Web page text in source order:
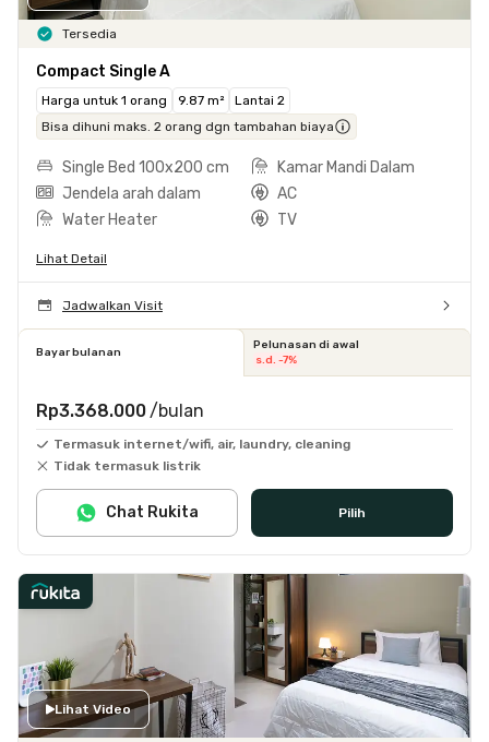
Tersedia
Compact Single A
Harga untuk 1 orang 9.87 m²
Lantai 2
Bisa dihuni maks. 2 orang dgn tambahan biaya
Single Bed 100x200 cm
Kamar Mandi Dalam
Jendela arah dalam
AC
Water Heater
TV
Lihat Detail
Jadwalkan Visit
Bayar bulanan
Pelunasan di awal
s.d. -7%
Rp3.368.000 /bulan
Termasuk internet/wifi, air, laundry, cleaning
Tidak termasuk listrik
Pilih
Chat Rukita
Lihat Video